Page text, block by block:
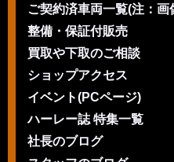
ご契約済車両一覧(注：画
整備・保証付販売
買取や下取のご相談
ショップアクセス
イベント(PCページ)
ハーレー誌 特集一覧
社長のブログ